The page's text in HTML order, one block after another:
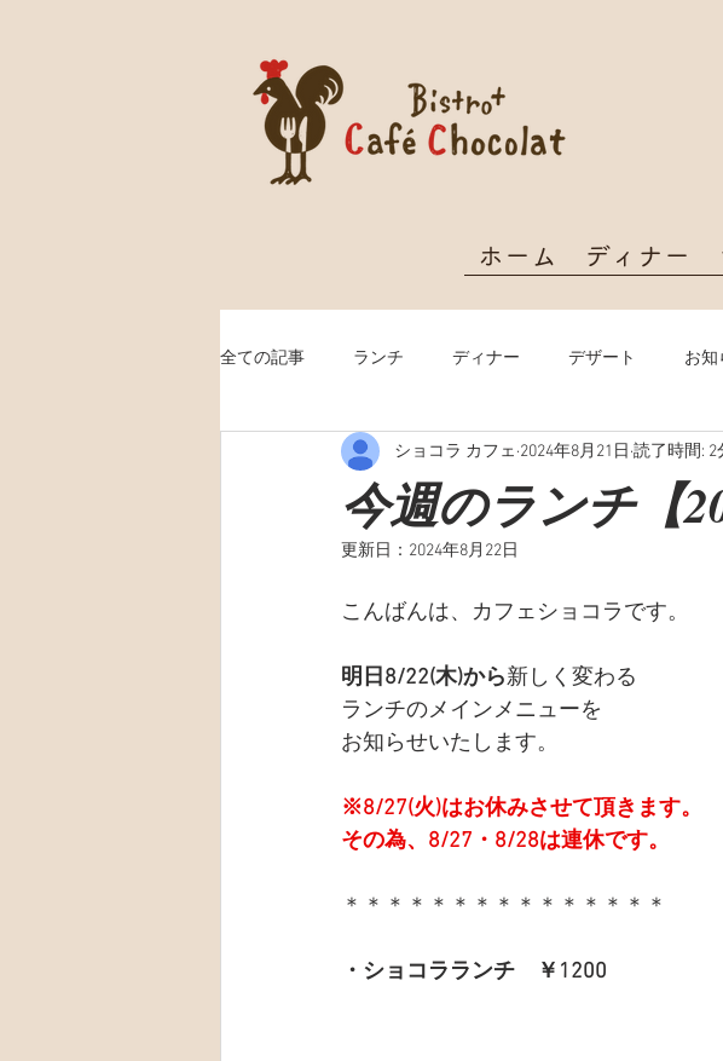
ホーム ディナー
全ての記事 ランチ ディナー デザート お知
クリスマス予約
今週のランチ【
ショコラ カフェ 2024年8月21日 読了時間: 2
更新日： 2024年8月22日
こんばんは、カフェショコラです。
明日8/22(木)から新しく変わる
ランチのメインメニューを
お知らせいたします。
※8/27(火)はお休みさせて頂きます。
その為、8/27・8/28は連休です。
＊＊＊＊＊＊＊＊＊＊＊＊＊＊＊
・ショコラランチ　￥1200